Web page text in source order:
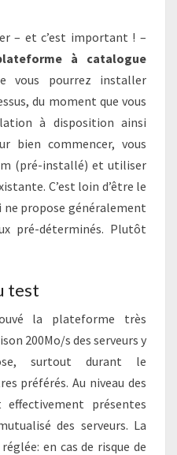
– et c’est important ! –
à catalogue
vous pourrez installer
du moment que vous
à disposition ainsi
bien commencer, vous
(pré-installé) et utiliser
C’est loin d’être le
ne propose généralement
pré-déterminés. Plutôt
test
la plateforme très
200Mo/s des serveurs y
surtout durant le
préférés. Au niveau des
présentes
des serveurs. La
en cas de risque de